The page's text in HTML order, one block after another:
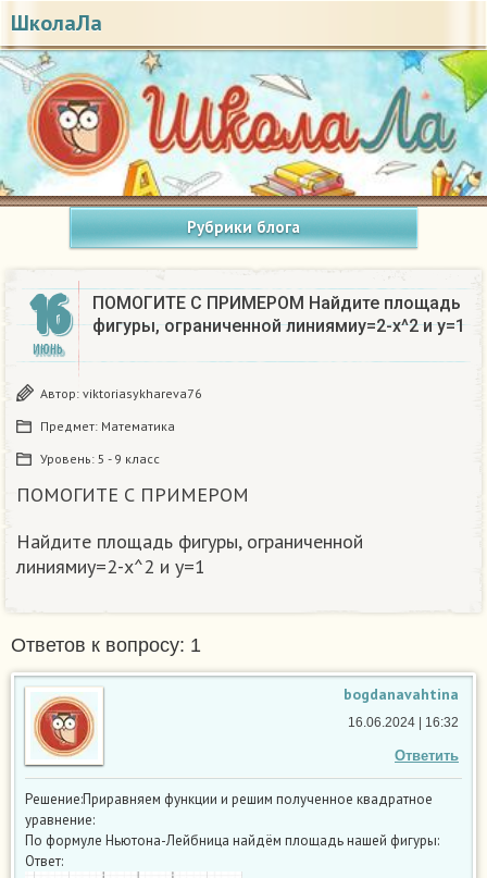
ШколаЛа
Рубрики блога
16
ИЮНЬ
ПОМОГИТЕ С ПРИМЕРОМ Найдите площадь
фигуры, ограниченной линиямиy=2-x^2 и y=1
Автор: viktoriasykhareva76
Предмет: Математика
Уровень: 5 - 9 класс
ПОМОГИТЕ С ПРИМЕРОМ
Найдите площадь фигуры, ограниченной
линиямиy=2-x^2 и y=1
Ответов к вопросу: 1
bogdanavahtina
Ответить
16.06.2024 | 16:32
Решение:Приравняем функции и решим полученное квадратное
уравнение:
По формуле Ньютона-Лейбница найдём площадь нашей фигуры:
Ответ: